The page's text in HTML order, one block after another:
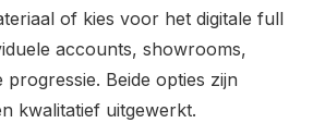
of kies voor het digitale full
accounts, showrooms,
progressie. Beide opties zijn
kwalitatief uitgewerkt.